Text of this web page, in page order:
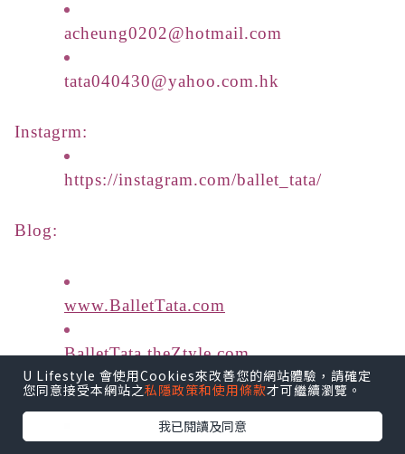
acheung0202@hotmail.com
tata040430@yahoo.com.hk
Instagrm:
https://instagram.com/ballet_tata/
Blog:
www.BalletTata.com
BalletTata.theZtyle.com
http://blog.she.com/ballettata
U Lifestyle 會使用Cookies來改善您的網站體驗，請確定
您同意接受本網站之私隱政策和使用條款才可繼續瀏覽。
我已閱讀及同意